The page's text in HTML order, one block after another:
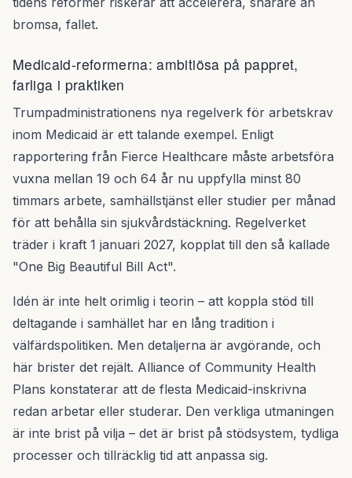
bromsa, fallet.
Medicaid-reformerna: ambitiösa på pappret,
farliga i praktiken
Trumpadministrationens nya regelverk för arbetskrav
inom Medicaid är ett talande exempel. Enligt
rapportering från Fierce Healthcare måste arbetsföra
vuxna mellan 19 och 64 år nu uppfylla minst 80
timmars arbete, samhällstjänst eller studier per månad
för att behålla sin sjukvårdstäckning. Regelverket
träder i kraft 1 januari 2027, kopplat till den så kallade
"One Big Beautiful Bill Act".
Idén är inte helt orimlig i teorin – att koppla stöd till
deltagande i samhället har en lång tradition i
välfärdspolitiken. Men detaljerna är avgörande, och
här brister det rejält. Alliance of Community Health
Plans konstaterar att de flesta Medicaid-inskrivna
redan arbetar eller studerar. Den verkliga utmaningen
är inte brist på vilja – det är brist på stödsystem, tydliga
processer och tillräcklig tid att anpassa sig.